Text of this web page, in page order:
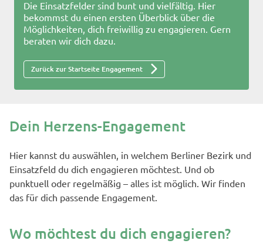
Die Einsatzfelder sind bunt und vielfältig. Hier
bekommst du einen ersten Überblick über die
Möglichkeiten, dich freiwillig zu engagieren. Gern
beraten wir dich dazu.
Zurück zur Startseite Engagement
Dein Herzens-Engagement
Hier kannst du auswählen, in welchem Berliner Bezirk und
Einsatzfeld du dich engagieren möchtest. Und ob
punktuell oder regelmäßig – alles ist möglich. Wir finden
das für dich passende Engagement.
Wo möchtest du dich engagieren?